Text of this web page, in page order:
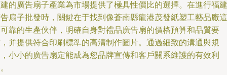
的廣告扇子產業為市場提供了極具性價比的選擇。在進行福建
扇子批發時，關鍵在于找到像蒼南縣龍港茂發紙塑工藝品廠這
靠的生產伙伴，明確自身對禮品廣告扇的價格預算和品質要
并提供符合印刷標準的高清制作圖片。通過細致的溝通與規
小小的廣告扇定能成為您品牌宣傳和客戶關系維護的有效利